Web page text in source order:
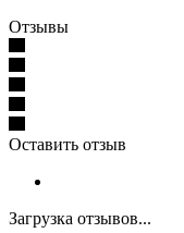
Отзывы
Оставить отзыв
Загрузка отзывов...